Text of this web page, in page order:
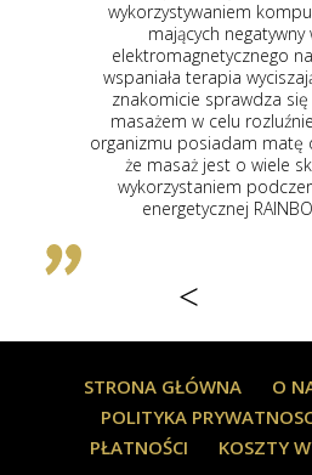
laptopów
na nasz organizm
rozlużniająca
również i przed
całkowitego
do masażu i widzę
skuteczniejszy z
na macie
<
STRONA GŁÓWNA O
POLITYKA
PŁATNOŚCI
KOSZTY